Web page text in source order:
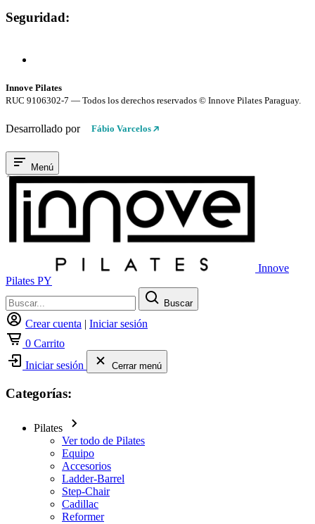
Seguridad:
Innove Pilates
RUC 9106302-7 — Todos los derechos reservados © Innove Pilates Paraguay.
Desarrollado por Fábio Varcelos
Menú
Innove
Pilates PY
Buscar
Crear cuenta | Iniciar sesión
0 Carrito
Iniciar sesión
Cerrar menú
Categorías:
Pilates
Ver todo de Pilates
Equipo
Accesorios
Ladder-Barrel
Step-Chair
Cadillac
Reformer